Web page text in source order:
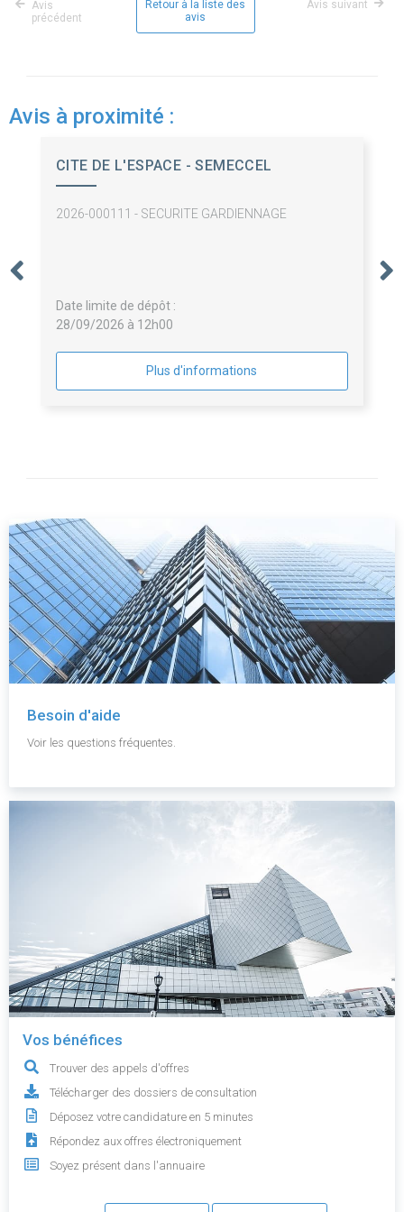
Avis
précédent
Retour à la liste des
avis
Avis suivant
Avis à proximité :
CITE DE L'ESPACE - SEMECCEL
2026-000111 - SECURITE GARDIENNAGE
Date limite de dépôt :
28/09/2026 à 12h00
Plus d'informations
Besoin d'aide
Voir les questions fréquentes.
Vos bénéfices
Trouver des appels d'offres
Télécharger des dossiers de consultation
Déposez votre candidature en 5 minutes
Répondez aux offres électroniquement
Soyez présent dans l'annuaire